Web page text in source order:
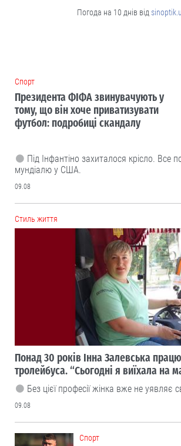
Погода на 10 днів від
Cпорт
Президента ФІФА звинувачують у
тому, що він хоче приватизувати
футбол: подробиці скандалу
Під Інфантіно захиталося крісло. Все
мундіалю у США.
09.08
Cтиль життя
Понад 30 років Інна Залевська
тролейбуса. “Сьогодні я виїхала на
Без цієї професії жінка вже не уявляє
09.08
Cпорт